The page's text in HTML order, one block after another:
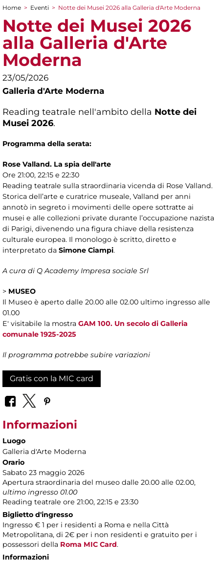
Tu sei qui
Home > Eventi > Notte dei Musei 2026 alla Galleria d'Arte Moderna
Notte dei Musei 2026
alla Galleria d'Arte
Moderna
23/05/2026
Galleria d'Arte Moderna
Reading teatrale nell'ambito della Notte dei
Musei 2026.
Programma della serata:
Rose Valland. La spia dell'arte
Ore 21:00, 22:15 e 22:30
Reading teatrale sulla straordinaria vicenda di Rose Valland.
Storica dell’arte e curatrice museale, Valland per anni
annotò in segreto i movimenti delle opere sottratte ai
musei e alle collezioni private durante l’occupazione nazista
di Parigi, divenendo una figura chiave della resistenza
culturale europea. Il monologo è scritto, diretto e
interpretato da Simone Ciampi.
A cura di Q Academy Impresa sociale Srl
> MUSEO
Il Museo è aperto dalle 20.00 alle 02.00 ultimo ingresso alle
01.00
E' visitabile la mostra GAM 100. Un secolo di Galleria
comunale 1925-2025
Il programma potrebbe subire variazioni
Gratis con la MIC card
Informazioni
Luogo
Galleria d'Arte Moderna
Orario
Sabato 23 maggio 2026
Apertura straordinaria del museo dalle 20.00 alle 02.00,
ultimo ingresso 01.00
Reading teatrale ore 21:00, 22:15 e 23:30
Biglietto d'ingresso
Ingresso € 1 per i residenti a Roma e nella Città
Metropolitana, di 2€ per i non residenti e gratuito per i
possessori della Roma MIC Card.
Informazioni